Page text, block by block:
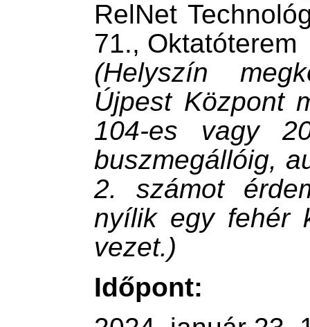
RelNet
71., Oktatóterem
(Helyszín
Újpest Központ
104-es vagy
buszmegállóig,
2. számot
nyílik egy fehér
vezet.)
Időpont: